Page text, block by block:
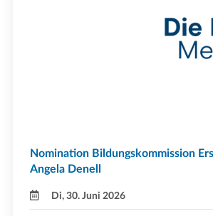
Nomination Bildungskommission
Angela Denell
Di, 30. Juni 2026